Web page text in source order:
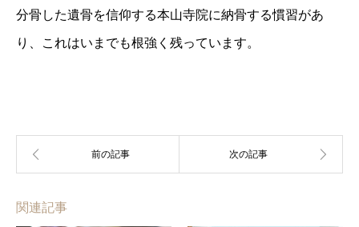
分骨した遺骨を信仰する本山寺院に納骨する慣習があ
り、これはいまでも根強く残っています。
関連記事